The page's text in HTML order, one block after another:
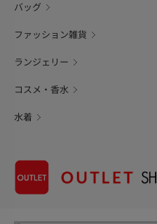
バッグ
ファッション雑貨
ランジェリー
コスメ・香水
水着